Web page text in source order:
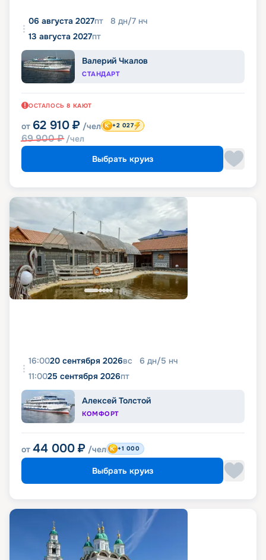
06 августа 2027пт 8 дн/7 нч
13 августа 2027пт
Валерий Чкалов
СТАНДАРТ
ОСТАЛОСЬ 8 КАЮТ
от 62 910 ₽ /чел
69 900₽ /чел
+2 027
Выбрать круиз
16:0020 сентября 2026вс 6 дн/5 нч
11:0025 сентября 2026пт
Алексей Толстой
КОМФОРТ
от 44 000 ₽ /чел +1 000
Выбрать круиз